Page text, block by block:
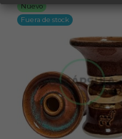
Nuevo
Fuera de stock